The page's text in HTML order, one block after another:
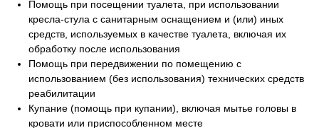
Помощь при посещении туалета, при использовании
кресла-стула с санитарным оснащением и (или) иных
средств, используемых в качестве туалета, включая их
обработку после использования
Помощь при передвижении по помещению с
использованием (без использования) технических средств
реабилитации
Купание (помощь при купании), включая мытье головы в
кровати или приспособленном месте